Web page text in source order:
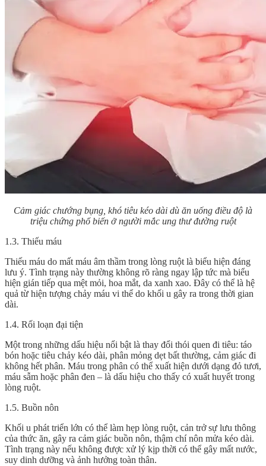
Cảm giác chướng bụng, khó tiêu kéo dài dù ăn uống điều độ là
triệu chứng phổ biến ở người mắc ung thư đường ruột
1.3. Thiếu máu
Thiếu máu do mất máu âm thầm trong lòng ruột là biểu hiện đáng
lưu ý. Tình trạng này thường không rõ ràng ngay lập tức mà biểu
hiện gián tiếp qua mệt mỏi, hoa mắt, da xanh xao. Đây có thể là hệ
quả từ hiện tượng chảy máu vi thể do khối u gây ra trong thời gian
dài.
1.4. Rối loạn đại tiện
Một trong những dấu hiệu nổi bật là thay đổi thói quen đi tiêu: táo
bón hoặc tiêu chảy kéo dài, phân mỏng dẹt bất thường, cảm giác đi
không hết phân. Máu trong phân có thể xuất hiện dưới dạng đỏ tươi,
máu sẫm hoặc phân đen – là dấu hiệu cho thấy có xuất huyết trong
lòng ruột.
1.5. Buồn nôn
Khối u phát triển lớn có thể làm hẹp lòng ruột, cản trở sự lưu thông
của thức ăn, gây ra cảm giác buồn nôn, thậm chí nôn mửa kéo dài.
Tình trạng này nếu không được xử lý kịp thời có thể gây mất nước,
suy dinh dưỡng và ảnh hưởng toàn thân.